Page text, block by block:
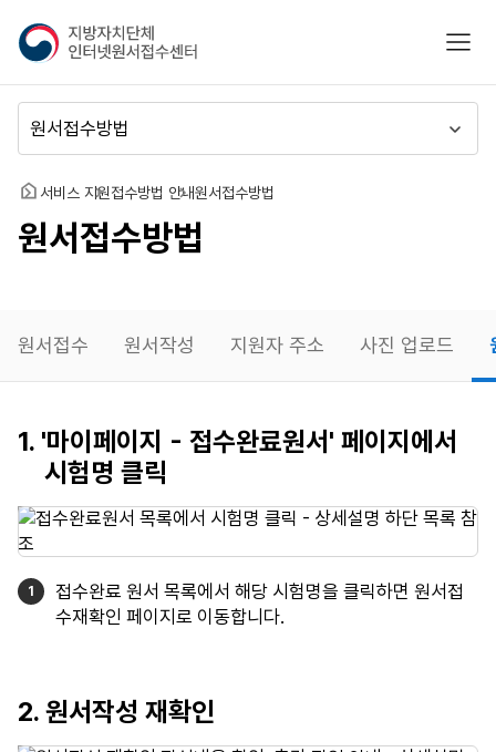
지
방
자
치
단
체
인
넷
원
수
센
터
모바
뉴
동
홈 서비스 지원접수방법 안내원서접수방법
원서접수방법
원서접수 원서작성 지원자 주소 사진 업로드
원서작성
재확인
1. '마이페이지 - 접수완료원서' 페이지에서
시험명 클릭
접수완료 원서 목록에서 해당 시험명을 클릭하면 원서접
수재확인 페이지로 이동합니다.
2. 원서작성 재확인